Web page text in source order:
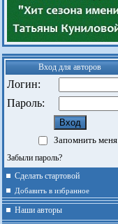
Вход для авторов
Логин:
Пароль:
Запомнить меня
Забыли пароль?
Сделать стартовой
Добавить в избранное
Наши авторы